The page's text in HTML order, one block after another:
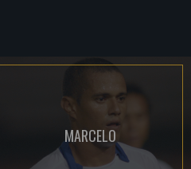
MARCELO